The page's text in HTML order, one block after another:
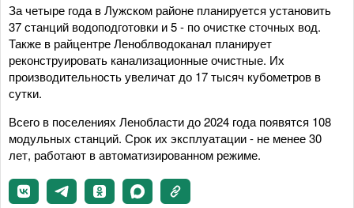
За четыре года в Лужском районе планируется установить
37 станций водоподготовки и 5 - по очистке сточных вод.
Также в райцентре Леноблводоканал планирует
реконструировать канализационные очистные. Их
производительность увеличат до 17 тысяч кубометров в
сутки.
Всего в поселениях Ленобласти до 2024 года появятся 108
модульных станций. Срок их эксплуатации - не менее 30
лет, работают в автоматизированном режиме.